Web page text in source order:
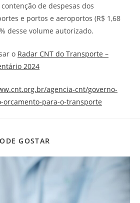
de despesas dos
e portos e aeroportos (R$ 1,68
desse volume autorizado.
o Radar CNT do Transporte –
2024
agencia-cnt/governo-
orcamento-para-o-transporte
GOSTAR